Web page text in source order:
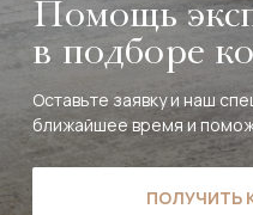
Помощь
в подборе
Оставьте заявку и наш
ближайшее время и
ПОЛУЧИТЬ